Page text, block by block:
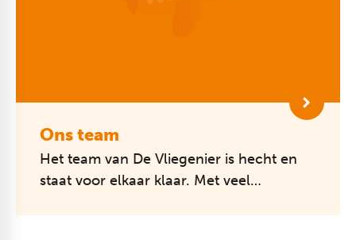
Ons team
Het team van De Vliegenier is hecht en
staat voor elkaar klaar. Met veel